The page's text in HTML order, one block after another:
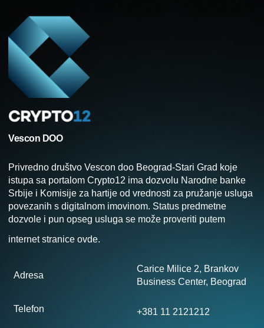
Vescon DOO
Privredno društvo Vescon doo Beograd-Stari Grad koje
istupa sa portalom Crypto12 ima dozvolu Narodne banke
Srbije i Komisije za hartije od vrednosti za pružanje usluga
povezanih s digitalnom imovinom. Status predmetne
dozvole i pun opseg usluga se može proveriti putem
internet stranice ovde.
Adresa
Carice Milice 2, Brankov
Business Center, Beograd
Telefon +381 11 2121212